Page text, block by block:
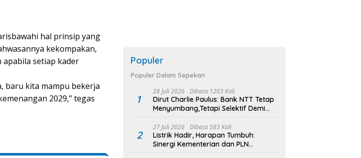
hal prinsip yang
kekompakan,
apabila setiap kader
baru kita mampu bekerja
2029,” tegas
Populer
Populer Dalam Sepekan
1
28 Juli 2026 Dibaca 1203 Kali
Dirut Charlie Paulus: Bank NTT Tetap
Menyumbang,Tetapi Selektif Demi
Kepentingan Masyarakat
2
27 Juli 2026 Dibaca 583 Kali
Listrik Hadir, Harapan Tumbuh:
Sinergi Kementerian dan PLN
Percepat Pembangunan Infrastruktur